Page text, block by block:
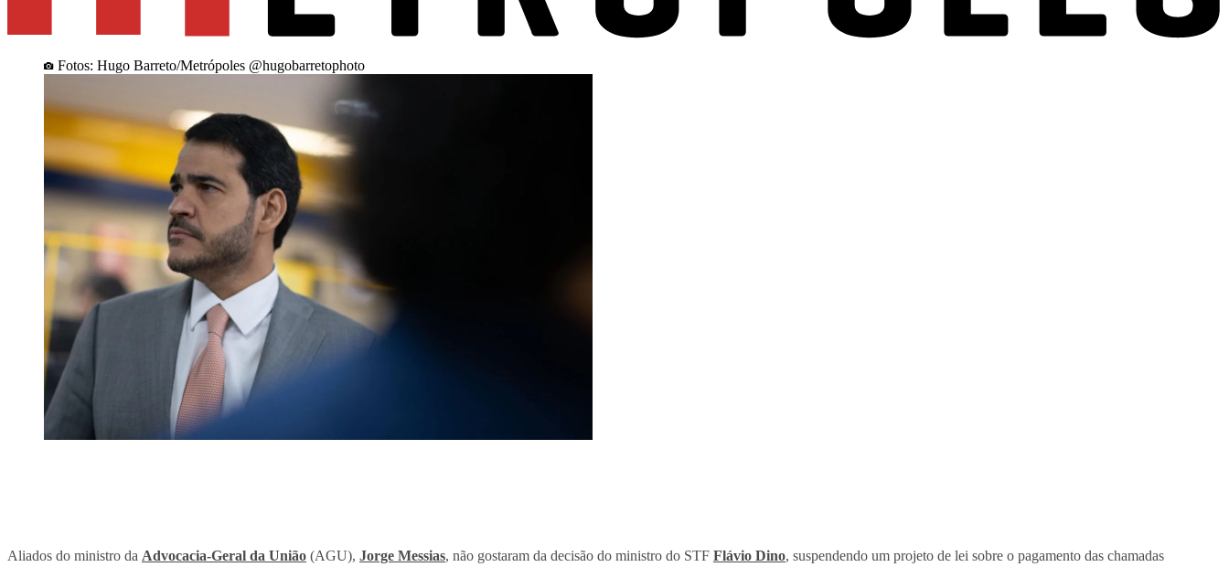
Fotos: Hugo Barreto/Metrópoles @hugobarretophoto
Aliados do ministro da Advocacia-Geral da União (AGU), Jorge Messias, não gostaram da decisão do ministro do STF Flávio Dino, suspendendo um projeto de lei sobre o pagamento das chamadas